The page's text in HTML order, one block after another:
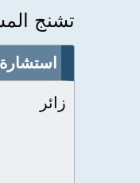
تشنج
استشارة
زائر